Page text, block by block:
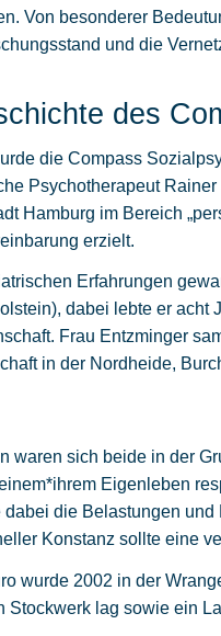
Von besonderer
und die
des
die Compass
Psychotherapeut
Hamburg im Bereich
erzielt.
Erfahrungen
dabei lebte er acht
Frau Entzminger
in der Nordheide,
waren sich beide in der
Eigenleben
dabei die Belastungen
Konstanz sollte eine
wurde 2002 in der
Stockwerk lag sowie ein